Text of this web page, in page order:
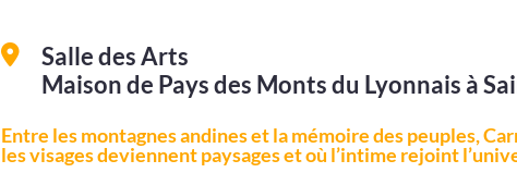
Salle des Arts
Maison de Pays des Monts du Lyonnais à
Entre les montagnes andines et la mémoire des peuples,
les visages deviennent paysages et où l’intime rejoint